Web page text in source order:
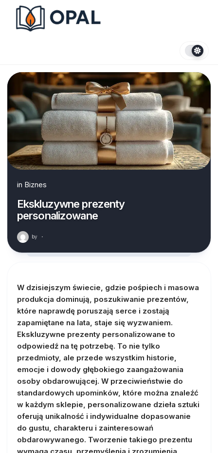
content
in Biznes
Ekskluzywne prezenty
personalizowane
by ·
W dzisiejszym świecie, gdzie pośpiech i masowa
produkcja dominują, poszukiwanie prezentów,
które naprawdę poruszają serce i zostają
zapamiętane na lata, staje się wyzwaniem.
Ekskluzywne prezenty personalizowane to
odpowiedź na tę potrzebę. To nie tylko
przedmioty, ale przede wszystkim historie,
emocje i dowody głębokiego zaangażowania
osoby obdarowującej. W przeciwieństwie do
standardowych upominków, które można znaleźć
w każdym sklepie, personalizowane dzieła sztuki
oferują unikalność i indywidualne dopasowanie
do gustu, charakteru i zainteresowań
obdarowywanego. Tworzenie takiego prezentu